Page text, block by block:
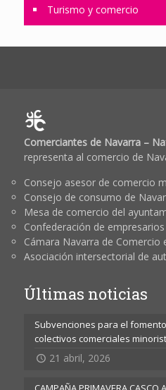
Turismo y comercio
Comerciantes de Navarra –
representa al comercio de
Consejo asesor de comercio
Consejo de consumo de
Mesa de comercio del
Confederación de
Cámara Navarra de Comercio
Asociación intersectorial de
Últimas noticias
Subvenciones para el
colectivos comerciales
21 abril, 2026